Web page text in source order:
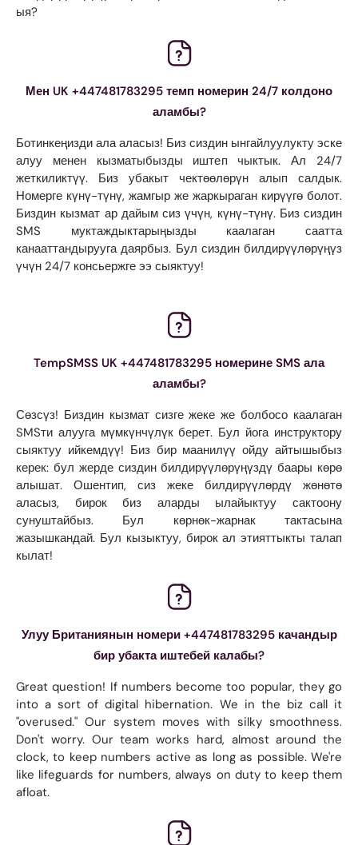
ыя?
Мен UK +447481783295 темп номерин 24/7 колдоно
аламбы?
Ботинкеңизди ала аласыз! Биз сиздин ынгайлуулукту эске
алуу менен кызматыбызды иштеп чыктык. Ал 24/7
жеткиликтүү. Биз убакыт чектөөлөрүн алып салдык.
Номерге күнү-түнү, жамгыр же жаркыраган кирүүгө болот.
Биздин кызмат ар дайым сиз үчүн, күнү-түнү. Биз сиздин
SMS муктаждыктарыңызды каалаган саатта
канааттандырууга даярбыз. Бул сиздин билдирүүлөрүңүз
үчүн 24/7 консьержге ээ сыяктуу!
TempSMSS UK +447481783295 номерине SMS ала
аламбы?
Сөзсүз! Биздин кызмат сизге жеке же болбосо каалаган
SMSти алууга мүмкүнчүлүк берет. Бул йога инструктору
сыяктуу ийкемдүү! Биз бир маанилүү ойду айтышыбыз
керек: бул жерде сиздин билдирүүлөрүңүздү баары көрө
алышат. Ошентип, сиз жеке билдирүүлөрдү жөнөтө
аласыз, бирок биз аларды ылайыктуу сактоону
сунуштайбыз. Бул көрнөк-жарнак тактасына
жазышкандай. Бул кызыктуу, бирок ал этияттыкты талап
кылат!
Улуу Британиянын номери +447481783295 качандыр
бир убакта иштебей калабы?
Great question! If numbers become too popular, they go
into a sort of digital hibernation. We in the biz call it
"overused." Our system moves with silky smoothness.
Don't worry. Our team works hard, almost around the
clock, to keep numbers active as long as possible. We're
like lifeguards for numbers, always on duty to keep them
afloat.